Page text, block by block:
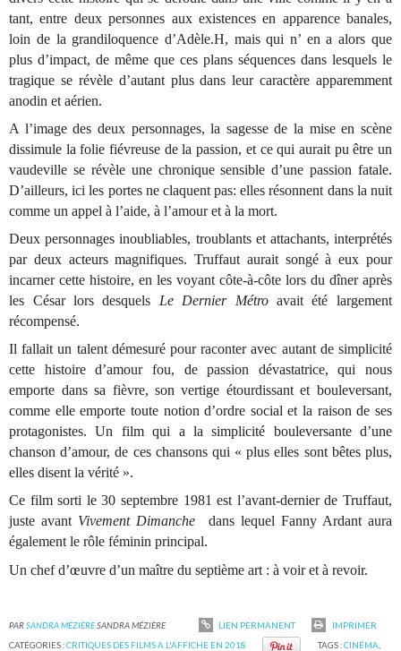
tant, entre deux personnes aux existences en apparence banales,
loin de la grandiloquence d’Adèle.H, mais qui n’ en a alors que
plus d’impact, de même que ces plans séquences dans lesquels le
tragique se révèle d’autant plus dans leur caractère apparemment
anodin et aérien.
A l’image des deux personnages, la sagesse de la mise en scène
dissimule la folie fiévreuse de la passion, et ce qui aurait pu être un
vaudeville se révèle une chronique sensible d’une passion fatale.
D’ailleurs, ici les portes ne claquent pas: elles résonnent dans la nuit
comme un appel à l’aide, à l’amour et à la mort.
Deux personnages inoubliables, troublants et attachants, interprétés
par deux acteurs magnifiques. Truffaut aurait songé à eux pour
incarner cette histoire, en les voyant côte-à-côte lors du dîner après
les César lors desquels Le Dernier Métroavait été largement
récompensé.
Il fallait un talent démesuré pour raconter avec autant de simplicité
cette histoire d’amour fou, de passion dévastatrice, qui nous
emporte dans sa fièvre, son vertige étourdissant et bouleversant,
comme elle emporte toute notion d’ordre social et la raison de ses
protagonistes. Un film qui a la simplicité bouleversante d’une
chanson d’amour, de ces chansons qui « plus elles sont bêtes plus,
elles disent la vérité ».
Ce film sorti le 30 septembre 1981 est l’avant-dernier de Truffaut,
juste avant Vivement Dimanche dans lequel Fanny Ardant aura
également le rôle féminin principal.
Un chef d’œuvre d’un maître du septième art : à voir et à revoir.
PARSANDRA MÉZIÈRESANDRA MÉZIÈRE LIEN PERMANENT
IMPRIMER
CATÉGORIES :CRITIQUES DES FILMS A L'AFFICHE EN 2018 TAGS :CINÉMA